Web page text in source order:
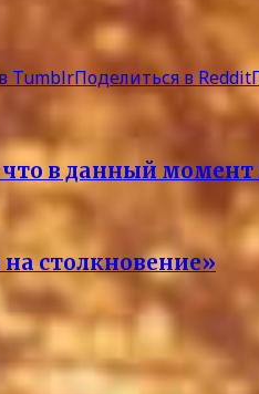
TumblrПоделиться в Reddit
в данный
столкновение»